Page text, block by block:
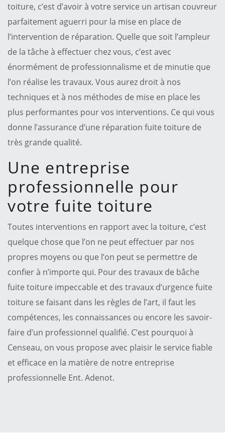
toiture, c’est d’avoir à votre service un artisan couvreur
parfaitement aguerri pour la mise en place de
l’intervention de réparation. Quelle que soit l’ampleur
de la tâche à effectuer chez vous, c’est avec
énormément de professionnalisme et de minutie que
l’on réalise les travaux. Vous aurez droit à nos
techniques et à nos méthodes de mise en place les
plus performantes pour vos interventions. Ce qui vous
donne l’assurance d’une réparation fuite toiture de
très grande qualité.
Une entreprise
professionnelle pour
votre fuite toiture
Toutes interventions en rapport avec la toiture, c’est
quelque chose que l’on ne peut effectuer par nos
propres moyens ou que l’on peut se permettre de
confier à n’importe qui. Pour des travaux de bâche
fuite toiture impeccable et des travaux d’urgence fuite
toiture se faisant dans les règles de l’art, il faut les
compétences, les connaissances ou encore les savoir-
faire d’un professionnel qualifié. C’est pourquoi à
Censeau, on vous propose avec plaisir le service fiable
et efficace en la matière de notre entreprise
professionnelle Ent. Adenot.